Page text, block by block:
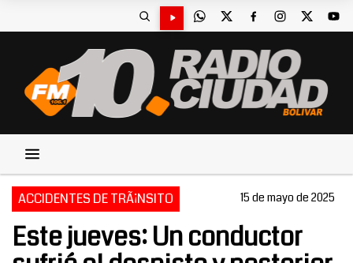
ACCIDENTES DE TRÃ¡NSITO 15 de mayo de 2025
Este jueves: Un conductor